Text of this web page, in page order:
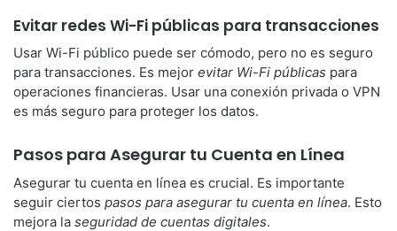
Evitar redes Wi-Fi públicas para transacciones
Usar Wi-Fi público puede ser cómodo, pero no es seguro
para transacciones. Es mejor evitar Wi-Fi públicas para
operaciones financieras. Usar una conexión privada o VPN
es más seguro para proteger los datos.
Pasos para Asegurar tu Cuenta en Línea
Asegurar tu cuenta en línea es crucial. Es importante
seguir ciertos pasos para asegurar tu cuenta en línea. Esto
mejora la seguridad de cuentas digitales.